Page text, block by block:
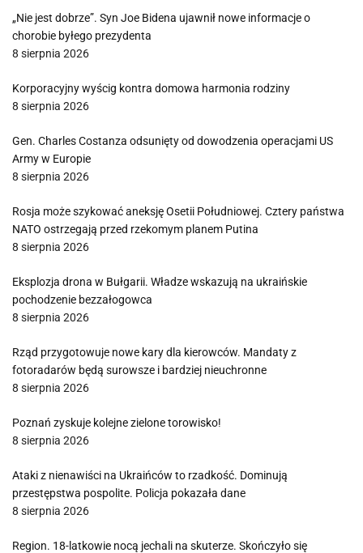
„Nie jest dobrze”. Syn Joe Bidena ujawnił nowe informacje o
chorobie byłego prezydenta
8 sierpnia 2026
Korporacyjny wyścig kontra domowa harmonia rodziny
8 sierpnia 2026
Gen. Charles Costanza odsunięty od dowodzenia operacjami US
Army w Europie
8 sierpnia 2026
Rosja może szykować aneksję Osetii Południowej. Cztery państwa
NATO ostrzegają przed rzekomym planem Putina
8 sierpnia 2026
Eksplozja drona w Bułgarii. Władze wskazują na ukraińskie
pochodzenie bezzałogowca
8 sierpnia 2026
Rząd przygotowuje nowe kary dla kierowców. Mandaty z
fotoradarów będą surowsze i bardziej nieuchronne
8 sierpnia 2026
Poznań zyskuje kolejne zielone torowisko!
8 sierpnia 2026
Ataki z nienawiści na Ukraińców to rzadkość. Dominują
przestępstwa pospolite. Policja pokazała dane
8 sierpnia 2026
Region. 18-latkowie nocą jechali na skuterze. Skończyło się